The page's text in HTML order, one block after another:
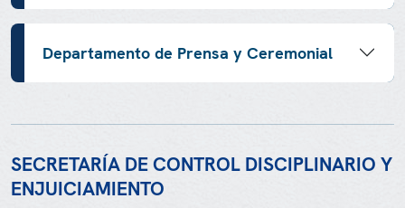
Departamento de Prensa y Ceremonial
SECRETARÍA DE CONTROL DISCIPLINARIO Y
ENJUICIAMIENTO